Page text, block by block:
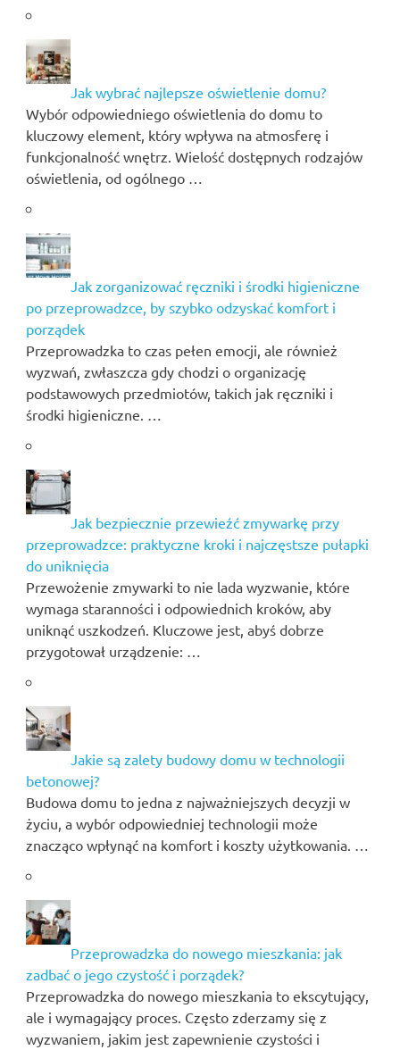
Jak wybrać najlepsze oświetlenie domu?
Wybór odpowiedniego oświetlenia do domu to
kluczowy element, który wpływa na atmosferę i
funkcjonalność wnętrz. Wielość dostępnych rodzajów
oświetlenia, od ogólnego …
Jak zorganizować ręczniki i środki higieniczne
po przeprowadzce, by szybko odzyskać komfort i
porządek
Przeprowadzka to czas pełen emocji, ale również
wyzwań, zwłaszcza gdy chodzi o organizację
podstawowych przedmiotów, takich jak ręczniki i
środki higieniczne. …
Jak bezpiecznie przewieźć zmywarkę przy
przeprowadzce: praktyczne kroki i najczęstsze pułapki
do uniknięcia
Przewożenie zmywarki to nie lada wyzwanie, które
wymaga staranności i odpowiednich kroków, aby
uniknąć uszkodzeń. Kluczowe jest, abyś dobrze
przygotował urządzenie: …
Jakie są zalety budowy domu w technologii
betonowej?
Budowa domu to jedna z najważniejszych decyzji w
życiu, a wybór odpowiedniej technologii może
znacząco wpłynąć na komfort i koszty użytkowania. …
Przeprowadzka do nowego mieszkania: jak
zadbać o jego czystość i porządek?
Przeprowadzka do nowego mieszkania to ekscytujący,
ale i wymagający proces. Często zderzamy się z
wyzwaniem, jakim jest zapewnienie czystości i